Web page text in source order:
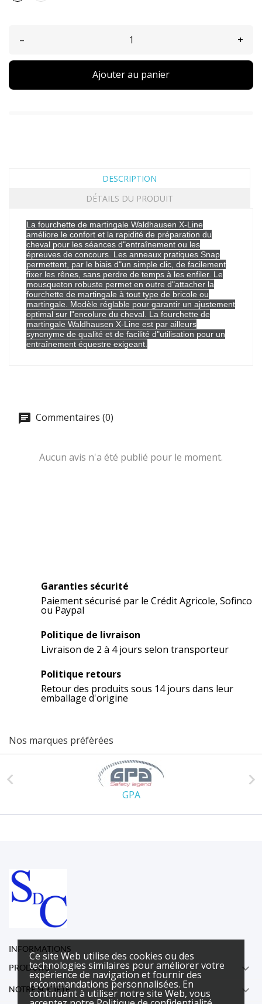
Ce site Web utilise des cookies ou des
technologies similaires pour améliorer votre
expérience de navigation et fournir des
recommandations personnalisées. En
continuant à utiliser notre site Web, vous
– +
Ajouter au panier
DESCRIPTION
DÉTAILS DU PRODUIT
La fourchette de martingale Waldhausen X-Line
améliore le confort et la rapidité de préparation du
cheval pour les séances d"entraînement ou les
épreuves de concours. Les anneaux pratiques Snap
permettent, par le biais d"un simple clic, de facilement
fixer les rênes, sans perdre de temps à les enfiler. Le
mousqueton robuste permet en outre d"attacher la
fourchette de martingale à tout type de bricole ou
martingale. Modèle réglable pour garantir un ajustement
optimal sur l"encolure du cheval. La fourchette de
martingale Waldhausen X-Line est par ailleurs
synonyme de qualité et de facilité d"utilisation pour un
entraînement équestre exigeant.
Commentaires (0)
Aucun avis n'a été publié pour le moment.
Garanties sécurité
Paiement sécurisé par le Crédit Agricole, Sofinco
ou Paypal
Politique de livraison
Livraison de 2 à 4 jours selon transporteur
Politique retours
Retour des produits sous 14 jours dans leur
emballage d'origine
Nos marques préfèrées

GPA

INFORMATIONS
PRODUITS

NOTRE SOCIÉTÉ 